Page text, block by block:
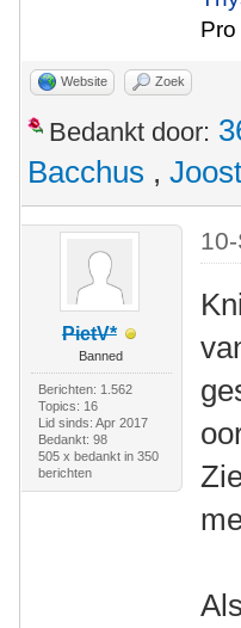
Website Zoek
Bedankt door:
Bacchus ,
PietV*
Banned
Berichten: 1.562
Topics: 16
Lid sinds: Apr 2017
Bedankt: 98
505 x bedankt in 350
berichten